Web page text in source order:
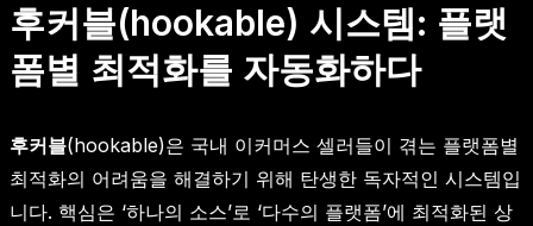
후커블(hookable) 시스템: 플랫
폼별 최적화를 자동화하다
후커블(hookable)은 국내 이커머스 셀러들이 겪는 플랫폼별
최적화의 어려움을 해결하기 위해 탄생한 독자적인 시스템입
니다. 핵심은 ‘하나의 소스’로 ‘다수의 플랫폼’에 최적화된 상